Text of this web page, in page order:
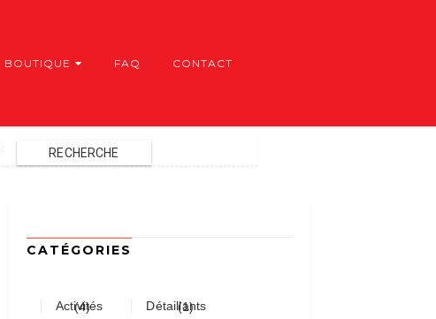
BOUTIQUE FAQ CONTACT
CATÉGORIES
Activités
(4) Détaillants
(1)